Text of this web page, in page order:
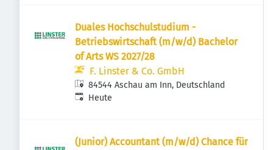
Duales Hochschulstudium -
Betriebswirtschaft (m/w/d) Bachelor
of Arts WS 2027/28
F. Linster & Co. GmbH
84544 Aschau am Inn, Deutschland
Veröffentlicht
Heute
(Junior) Accountant (m/w/d) Chance für